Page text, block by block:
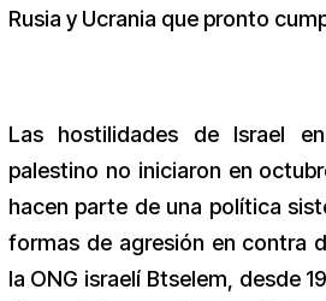
Rusia y Ucrania que pronto
Las hostilidades de Israel
palestino no iniciaron en
hacen parte de una política
formas de agresión en contra
la ONG israelí Btselem, desde